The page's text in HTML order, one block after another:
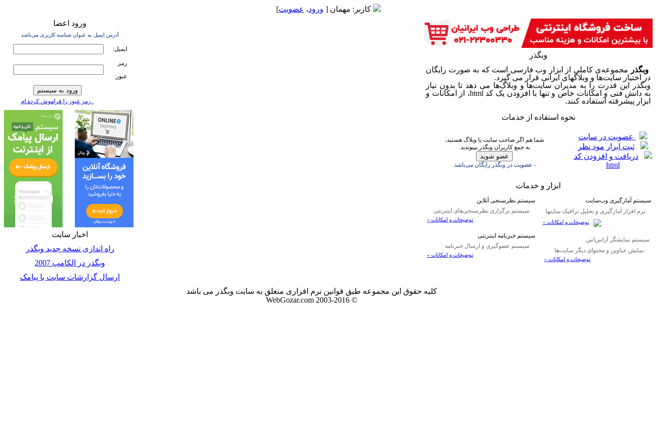
کاربر: مهمان [ ورود، عضويت]
وبگذر
وبگذر
مجموعه‌ی کاملی از ابزار وب فارسی است که به صورت رايگان
در اختيار سايت‌ها و وبلاگهای ايرانی قرار می گيرد.
وبگذر اين قدرت را به مديران سايت‌ها و وبلاگ‌ها می دهد تا بدون نیاز
به دانش فنی و امکانات خاص و تنها با افزودن يک کد html، از امکانات و
ابزار پيشرفته استفاده کنند.
نحوه استفاده از خدمات
عضويت در سايت
ثبت ابزار مود نظر
دريافت و افزودن کد
html
شما هم اگر صاحب سايت يا وبلاگ هستيد،
به جمع کاربران وبگذر بپيونديد.
- عضويت در وبگذر رايگان می‌باشد.
ابزار و خدمات
سيستم آمارگيری وب‌سايت
نرم افزار آمارگيری و تحليل ترافيک سايتها
توضیحات و امکانات »
سيستم نمايشگر آراس‌اس
نمايش عناوين و محتوای ديگر سايت‌ها
توضیحات و امکانات »
سيستم نظرسنجی آنلاين
سیستم برگزاری نظرسنجی‌های اینترنتی
توضیحات و امکانات »
سيستم خبرنامه اينترنتی
سيستم عضوگيری و ارسال خبرنامه
توضیحات و امکانات »
ورود اعضا
آدرس ايميل به عنوان شناسه کاربری می‌باشد
ايميل:
رمز
عبور:
رمز عبور را فراموش کرده ام
اخبار سايت
راه اندازی نسخه جديد وبگذر
وبگذر در الکامپ 2007
ارسال گزارشات سایت با پیامک
کليه حقوق اين مجموعه طبق قوانين نرم افزاری متعلق به سايت وبگذر می باشد
© 2003-2016 WebGozar.com